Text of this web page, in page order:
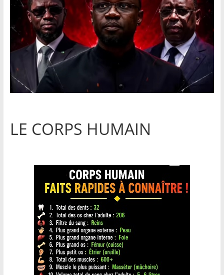
LE CORPS HUMAIN